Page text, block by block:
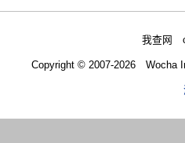
我查网
Copyright © 2007-2026